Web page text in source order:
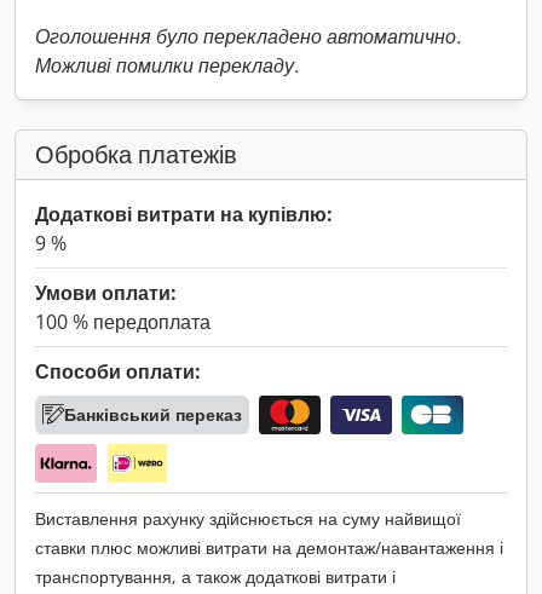
Оголошення було перекладено автоматично.
Можливі помилки перекладу.
Обробка платежів
Додаткові витрати на купівлю:
9 %
Умови оплати:
100 % передоплата
Способи оплати:
Банківський переказ
Виставлення рахунку здійснюється на суму найвищої
ставки плюс можливі витрати на демонтаж/навантаження і
транспортування, а також додаткові витрати і